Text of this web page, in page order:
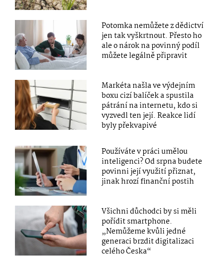
Potomka nemůžete z dědictví
jen tak vyškrtnout. Přesto ho
ale o nárok na povinný podíl
můžete legálně připravit
Markéta našla ve výdejním
boxu cizí balíček a spustila
pátrání na internetu, kdo si
vyzvedl ten její. Reakce lidí
byly překvapivé
Používáte v práci umělou
inteligenci? Od srpna budete
povinni její využití přiznat,
jinak hrozí finanční postih
Všichni důchodci by si měli
pořídit smartphone.
„Nemůžeme kvůli jedné
generaci brzdit digitalizaci
celého Česka“